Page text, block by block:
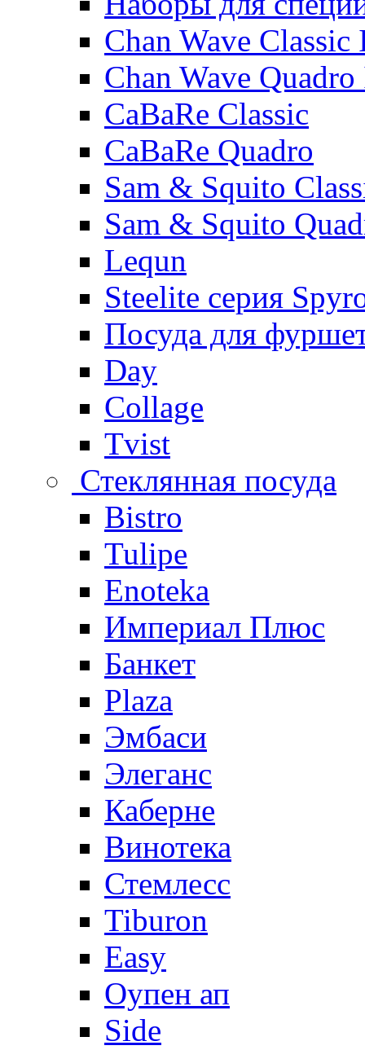
Chan Wave
Chan Wave
CaBaRe Classic
CaBaRe Quadro
Sam & Squito
Sam & Squito
Lequn
Steelite серия
Посуда для
Day
Collage
Tvist
Стеклянная посуда
Bistro
Tulipe
Enoteka
Империал Плюс
Банкет
Plaza
Эмбаси
Элеганс
Каберне
Винотека
Стемлесс
Tiburon
Easy
Оупен ап
Side